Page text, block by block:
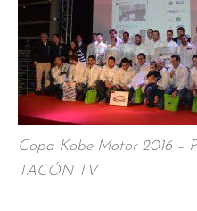
Copa Kobe Motor 2016 –
TACÓN TV